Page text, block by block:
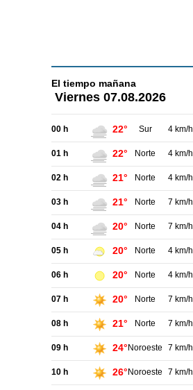
El tiempo mañana
Viernes 07.08.2026
00 h 22° Sur 4 km/h
01 h 22° Norte 4 km/h
02 h 21° Norte 4 km/h
03 h 21° Norte 7 km/h
04 h 20° Norte 7 km/h
05 h 20° Norte 4 km/h
06 h 20° Norte 4 km/h
07 h 20° Norte 7 km/h
08 h 21° Norte 7 km/h
09 h 24° Noroeste 7 km/h
10 h 26° Noroeste 7 km/h